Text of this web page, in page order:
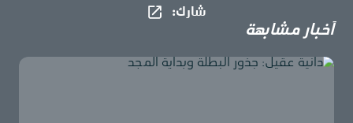
شارك​:
أخبار مشابهة